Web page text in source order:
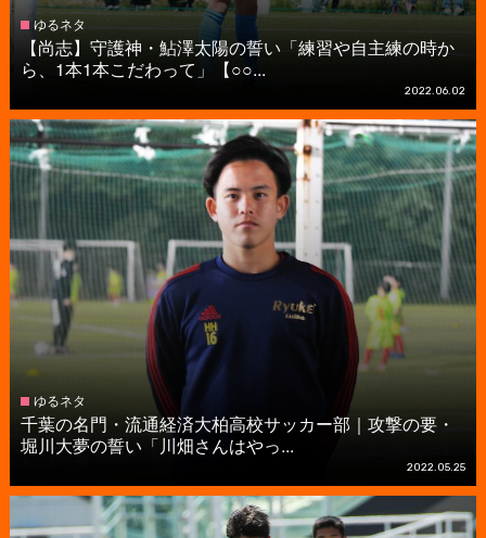
ゆるネタ
【尚志】守護神・鮎澤太陽の誓い「練習や自主練の時か
ら、1本1本こだわって」【○○...
2022.06.02
ゆるネタ
千葉の名門・流通経済大柏高校サッカー部｜攻撃の要・
堀川大夢の誓い「川畑さんはやっ...
2022.05.25